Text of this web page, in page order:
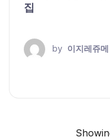
집
by 이지레쥬메